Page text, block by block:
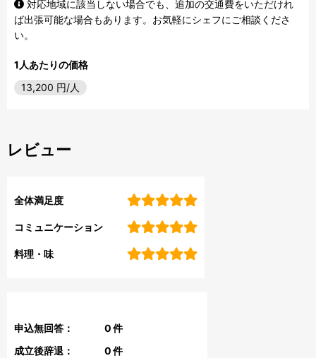
対応地域に該当しない場合でも、追加の交通費をいただけれ
ば出張可能な場合もあります。お気軽にシェフにご相談くださ
い。
1人あたりの価格
13,200 円/人
レビュー
全体満足度
コミュニケーション
料理・味
申込無回答： 0件
成立後辞退：
0件